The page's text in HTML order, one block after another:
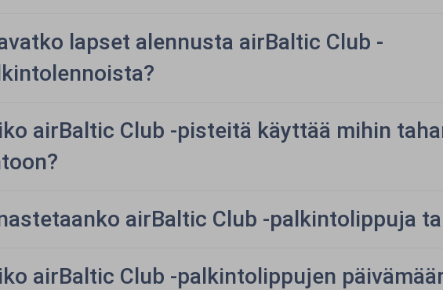
lapset alennusta airBaltic Club -
airBaltic Club -pisteitä käyttää mihin
airBaltic Club -palkintolippuja
airBaltic Club -palkintolippujen